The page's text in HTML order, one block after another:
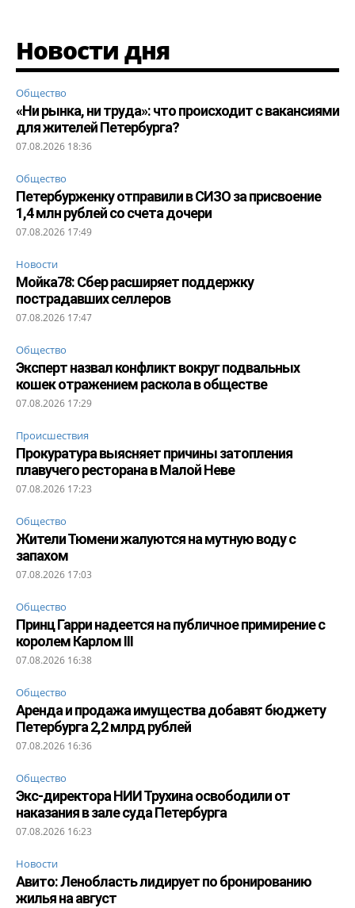
Новости дня
Общество
«Ни рынка, ни труда»: что происходит с вакансиями
для жителей Петербурга?
07.08.2026 18:36
Общество
Петербурженку отправили в СИЗО за присвоение
1,4 млн рублей со счета дочери
07.08.2026 17:49
Новости
Мойка78: Сбер расширяет поддержку
пострадавших селлеров
07.08.2026 17:47
Общество
Эксперт назвал конфликт вокруг подвальных
кошек отражением раскола в обществе
07.08.2026 17:29
Происшествия
Прокуратура выясняет причины затопления
плавучего ресторана в Малой Неве
07.08.2026 17:23
Общество
Жители Тюмени жалуются на мутную воду с
запахом
07.08.2026 17:03
Общество
Принц Гарри надеется на публичное примирение с
королем Карлом III
07.08.2026 16:38
Общество
Аренда и продажа имущества добавят бюджету
Петербурга 2,2 млрд рублей
07.08.2026 16:36
Общество
Экс-директора НИИ Трухина освободили от
наказания в зале суда Петербурга
07.08.2026 16:23
Новости
Авито: Ленобласть лидирует по бронированию
жилья на август